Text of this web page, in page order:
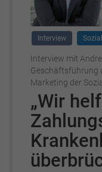
Interview
Interview mit
Geschäftsführung
Marketing der
„Wir